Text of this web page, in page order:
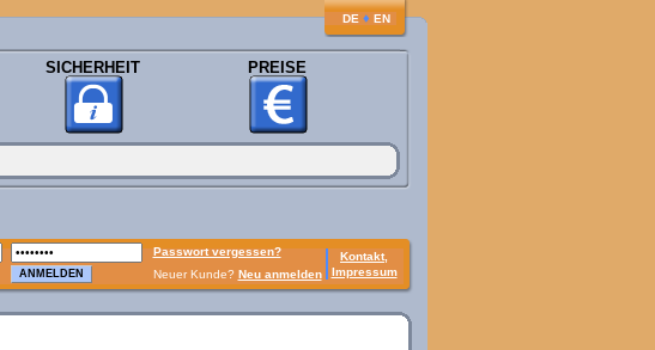
DE ♦ EN
SICHERHEIT PREISE
Passwort vergessen?
Kontakt,
Impressum
Neuer Kunde? Neu anmelden